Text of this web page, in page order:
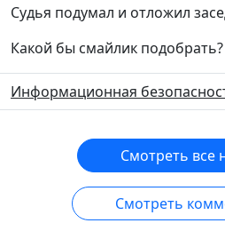
Судья подумал и отложил
Какой бы смайлик подобрать?
Информационная
Смотреть все
Смотреть